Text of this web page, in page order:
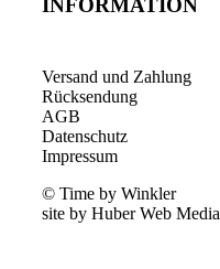
INFORMATION
Versand und Zahlung
Rücksendung
AGB
Datenschutz
Impressum
© Time by Winkler
site by Huber Web Media